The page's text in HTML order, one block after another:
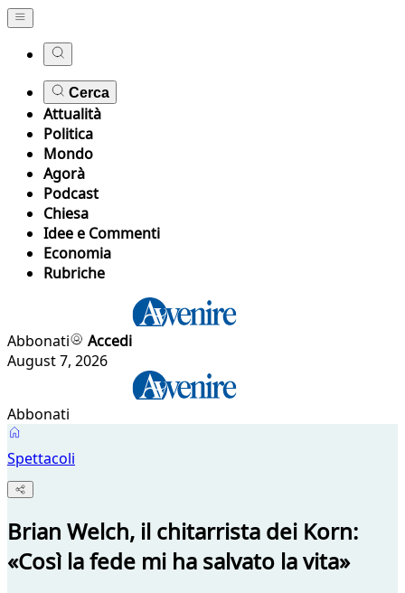
Cerca
Attualità
Politica
Mondo
Agorà
Podcast
Chiesa
Idee e Commenti
Economia
Rubriche
Abbonati
Accedi
August 7, 2026
Abbonati
Spettacoli
Brian Welch, il chitarrista dei Korn:
«Così la fede mi ha salvato la vita»